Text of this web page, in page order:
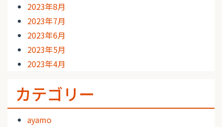
2023年8月
2023年7月
2023年6月
2023年5月
2023年4月
カテゴリー
ayamo